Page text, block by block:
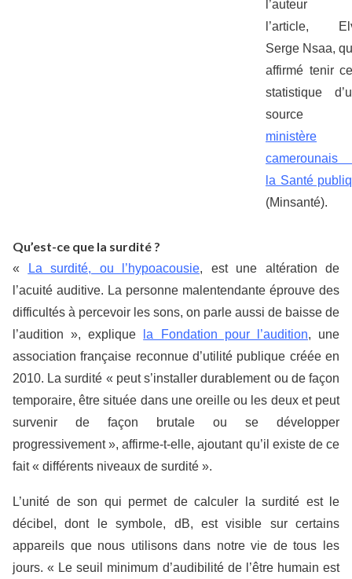
l’auteur
l’article,
Serge Nsaa,
affirmé tenir
statistique
source
ministère
camerounais
la Santé
(Minsanté).
Qu’est-ce que la surdité ?
« La surdité, ou l’hypoacousie, est une altération de
l’acuité auditive. La personne malentendante éprouve des
difficultés à percevoir les sons, on parle aussi de baisse de
l’audition », explique
la Fondation pour l’audition, une
association française reconnue d’utilité publique créée en
2010. La surdité « peut s’installer durablement ou de façon
temporaire, être située dans une oreille ou les deux et peut
survenir de façon brutale ou se développer
progressivement », affirme-t-elle, ajoutant qu’il existe de ce
fait « différents niveaux de surdité ».
L’unité de son qui permet de calculer la surdité est le
décibel, dont le symbole, dB, est visible sur certains
appareils que nous utilisons dans notre vie de tous les
jours. « Le seuil minimum d’audibilité de l’être humain est